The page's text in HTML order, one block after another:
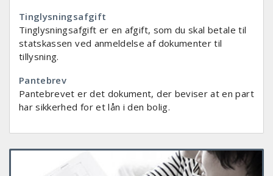
Tinglysningsafgift
Tinglysningsafgift er en afgift, som du skal betale til
statskassen ved anmeldelse af dokumenter til
tillysning.
Pantebrev
Pantebrevet er det dokument, der beviser at en part
har sikkerhed for et lån i den bolig.